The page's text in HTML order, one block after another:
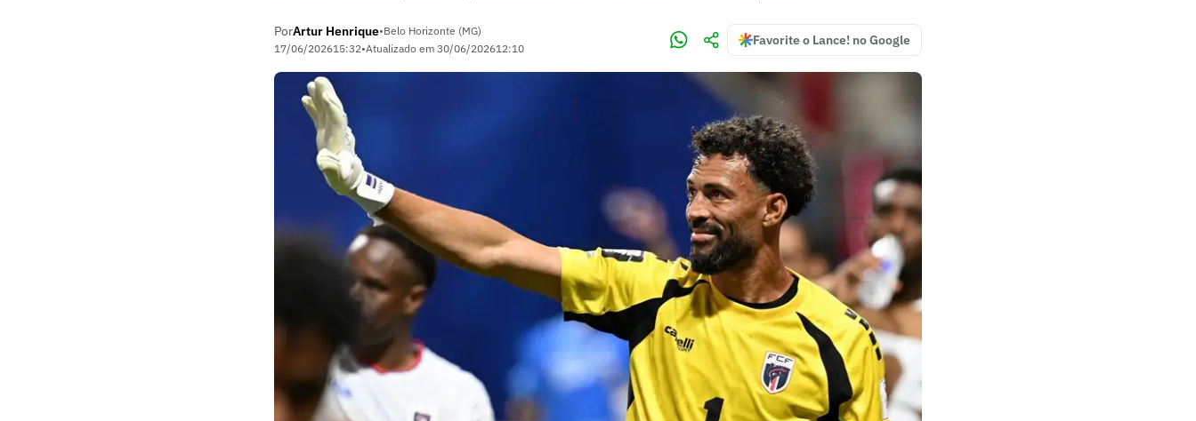
PorArtur Henrique•Belo Horizonte (MG)
17/06/202615:32•Atualizado em 30/06/202612:10
Favorite o Lance! no Google